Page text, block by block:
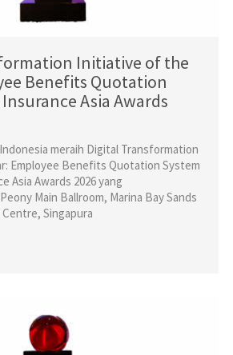
Initiative of the
Benefits Quotation
Asia Awards
meraih Digital Transformation
Employee Benefits Quotation System
Asia Awards 2026 yang
Main Ballroom, Marina Bay Sands
Singapura